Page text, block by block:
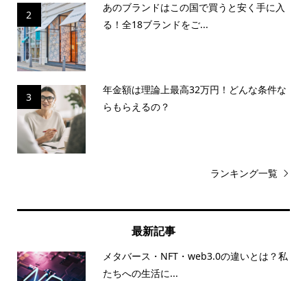
2
あのブランドはこの国で買うと安く手に入
る！全18ブランドをご...
3
年金額は理論上最高32万円！どんな条件な
らもらえるの？
ランキング一覧
最新記事
メタバース・NFT・web3.0の違いとは？私
たちへの生活に...